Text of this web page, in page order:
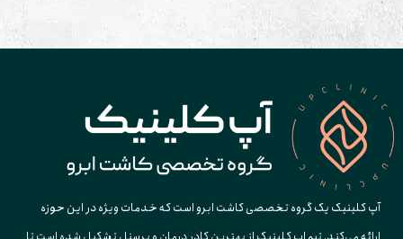
آپ کلینیک یک گروه تخصصی کاشت ابرو است که خدمات ویژه در این حوزه